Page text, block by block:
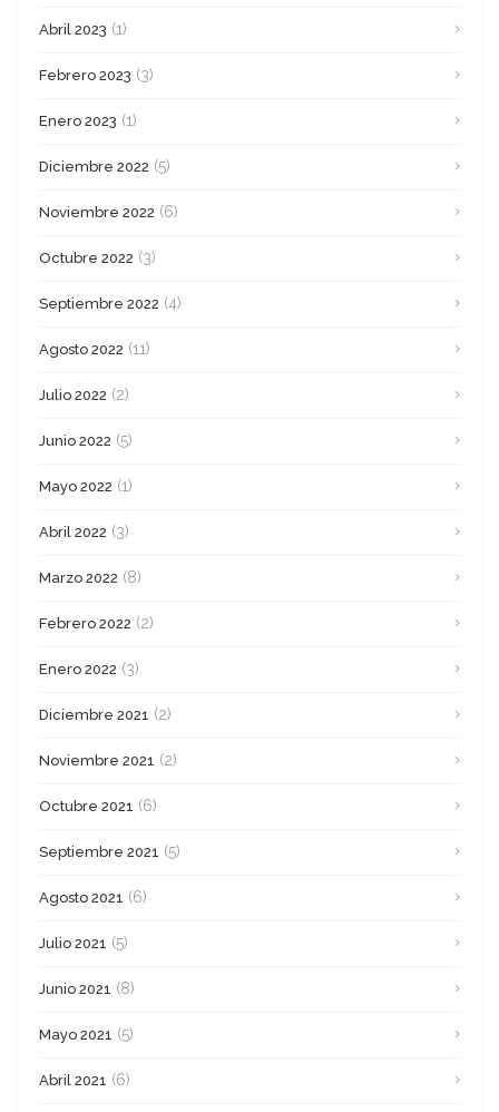
Abril 2023 (1)
Febrero 2023 (3)
Enero 2023 (1)
Diciembre 2022 (5)
Noviembre 2022 (6)
Octubre 2022 (3)
Septiembre 2022 (4)
Agosto 2022 (11)
Julio 2022 (2)
Junio 2022 (5)
Mayo 2022 (1)
Abril 2022 (3)
Marzo 2022 (8)
Febrero 2022 (2)
Enero 2022 (3)
Diciembre 2021 (2)
Noviembre 2021 (2)
Octubre 2021 (6)
Septiembre 2021 (5)
Agosto 2021 (6)
Julio 2021 (5)
Junio 2021 (8)
Mayo 2021 (5)
Abril 2021 (6)